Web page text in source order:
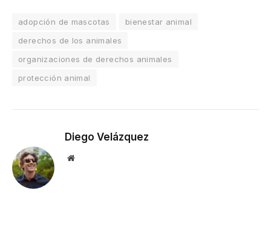
adopción de mascotas
bienestar animal
derechos de los animales
organizaciones de derechos animales
protección animal
Diego Velázquez
Website